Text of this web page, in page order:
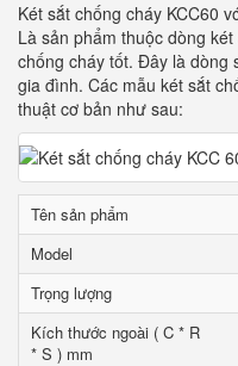
Két sắt chống cháy KCC60
Là sản phẩm thuộc dòng
chống cháy tốt. Đây là dòng
gia đình. Các mẫu két sắt
thuật cơ bản như sau:
Tên sản phẩm
Model
Trọng lượng
Kích thước ngoài ( C * R
* S ) mm